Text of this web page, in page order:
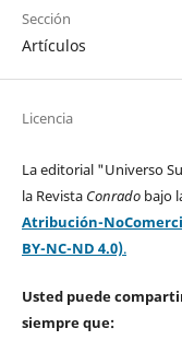
Sección
Artículos
Licencia
La editorial "Universo
la Revista Conradobajo
Atribución-
BY-NC-ND 4.0).
Usted puede
siempre que: